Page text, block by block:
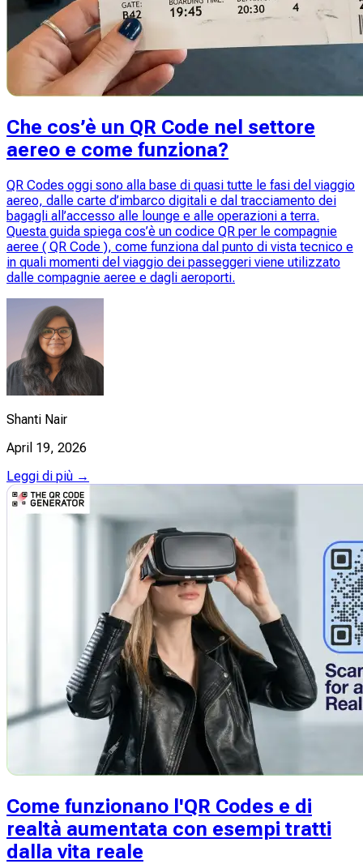
Che cos’è un QR Code nel settore
aereo e come funziona?
QR Codes oggi sono alla base di quasi tutte le fasi del viaggio
aereo, dalle carte d’imbarco digitali e dal tracciamento dei
bagagli all’accesso alle lounge e alle operazioni a terra.
Questa guida spiega cos’è un codice QR per le compagnie
aeree ( QR Code ), come funziona dal punto di vista tecnico e
in quali momenti del viaggio dei passeggeri viene utilizzato
dalle compagnie aeree e dagli aeroporti.
Shanti Nair
April 19, 2026
Leggi di più →
Come funzionano l'QR Codes e di
realtà aumentata con esempi tratti
dalla vita reale